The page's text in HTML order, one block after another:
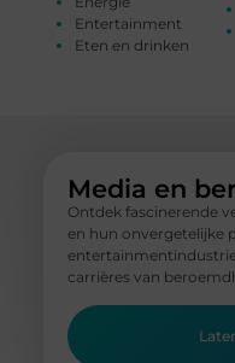
Entertainment
Eten en drinken
Media en
Ontdek fascinerende
en hun onvergetelijke
carrières van